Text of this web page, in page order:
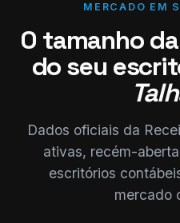
MERCADO EM
O tamanho
do seu
Dados oficiais da
ativas, recém-
escritórios
mercado